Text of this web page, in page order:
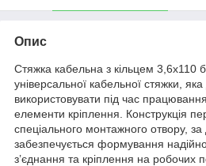
Опис
Стяжка кабельна з кільцем 3,6x110
універсальної кабельної стяжки,
використовувати під час
елементи кріплення. Конструкція
спеціального монтажного отвору,
забезпечується формування
з’єднання та кріплення на робочих